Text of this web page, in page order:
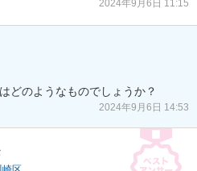
2024年9月6日 11:15
どのようなものでしょうか？
2024年9月6日 14:53